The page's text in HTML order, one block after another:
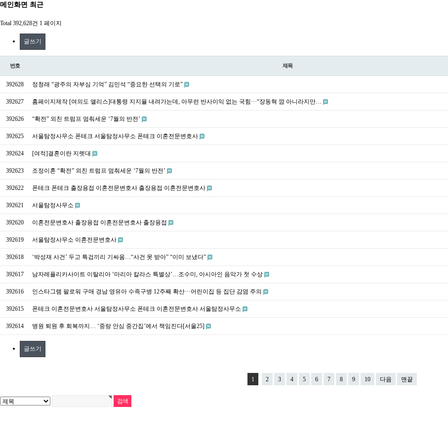
메인화면 최근
Total 392,628건 1 페이지
글쓰기
번호 제목
392628 정청래 “광주의 자부심 기억” 김민석 “중요한 선택의 기로”
392627 홈페이지제작 [여의도 앨리스]대통령 지지율 내려가는데, 아무런 반사이익 없는 국힘···“장동혁 깜 아니라지만…
392626 “확전” 외친 트럼프 멈춰세운 ‘7월의 반전’
392625 서울탐정사무소 폰테크 서울탐정사무소 폰테크 이혼전문변호사
392624 [여적]결혼이란 지렛대
392623 조정이혼 “확전” 외친 트럼프 멈춰세운 ‘7월의 반전’
392622 폰테크 폰테크 출장용접 이혼전문변호사 출장용접 이혼전문변호사
392621 서울탐정사무소
392620 이혼전문변호사 출장용접 이혼전문변호사 출장용접
392619 서울탐정사무소 이혼전문변호사
392618 ‘박성재 사건’ 두고 특검끼리 기싸움…“사건 못 받아” “이미 보냈다”
392617 남자레플리카사이트 이탈리아 ‘마리아 칼라스 특별상’…조수미, 아시아인 음악가 첫 수상
392616 인스타그램 팔로워 구매 경남 영유아 수족구병 12주째 확산···어린이집 등 집단 감염 주의
392615 폰테크 이혼전문변호사 서울탐정사무소 폰테크 이혼전문변호사 서울탐정사무소
392614 병원 퇴원 후 회복까지… ‘중랑 안심 중간집’에서 책임진다[서울25]
글쓰기
1 2 3 4 5 6 7 8 9 10 다음 맨끝